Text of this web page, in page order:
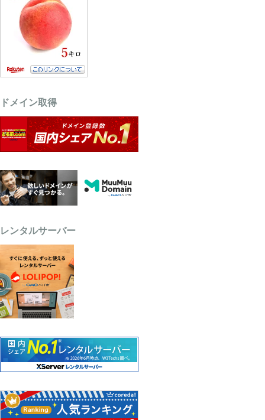
ドメイン取得
レンタルサーバー